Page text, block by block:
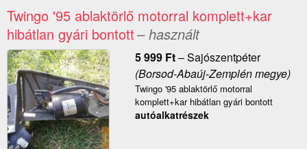
Twingo '95 ablaktörlő motorral komplett+kar
hibátlan gyári bontott– használt
5 999 Ft–Sajószentpéter
(Borsod-Abaúj-Zemplén megye)
Twingo '95 ablaktörlő motorral
komplett+kar hibátlan gyári bontott
autóalkatrészek